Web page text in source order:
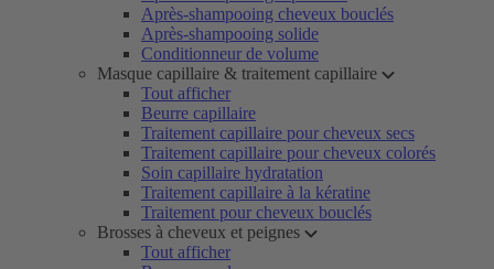
Après-shampooing cheveux bouclés
Après-shampooing solide
Conditionneur de volume
Masque capillaire & traitement capillaire
Tout afficher
Beurre capillaire
Traitement capillaire pour cheveux secs
Traitement capillaire pour cheveux colorés
Soin capillaire hydratation
Traitement capillaire à la kératine
Traitement pour cheveux bouclés
Brosses à cheveux et peignes
Tout afficher